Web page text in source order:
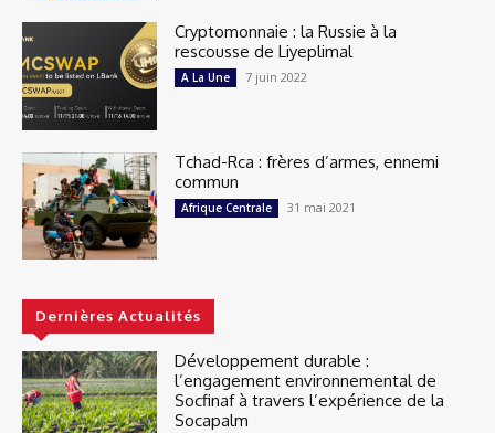
Cryptomonnaie : la Russie à la
rescousse de Liyeplimal
A La Une 7 juin 2022
Tchad-Rca : frères d’armes, ennemi
commun
Afrique Centrale 31 mai 2021
Dernières Actualités
Développement durable :
l’engagement environnemental de
Socfinaf à travers l’expérience de la
Socapalm